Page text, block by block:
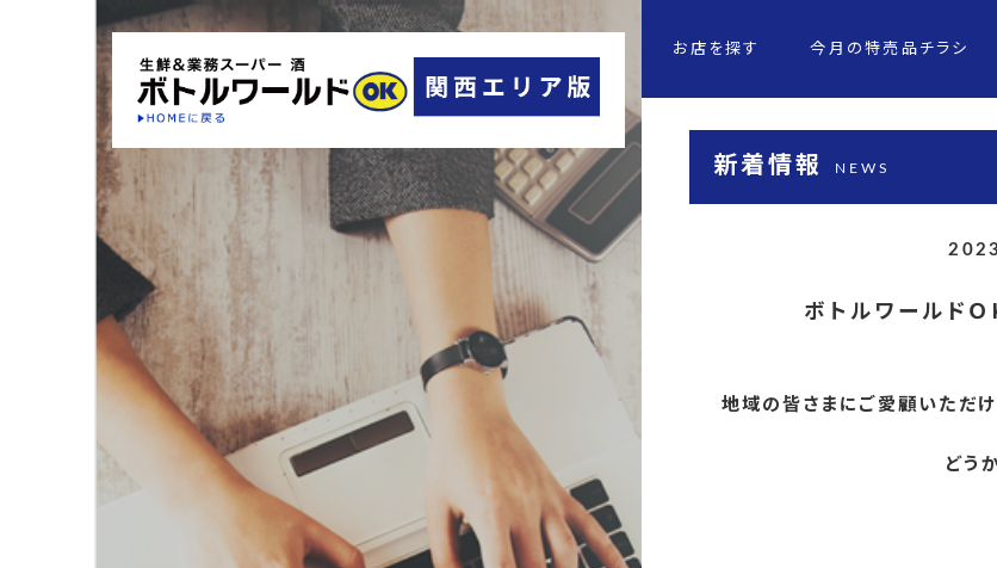
お店を探す 今月の特売品チラシ
新着情報 NEWS
ボトルワールドＯ
地域の皆さまにご愛顧いただ
どう